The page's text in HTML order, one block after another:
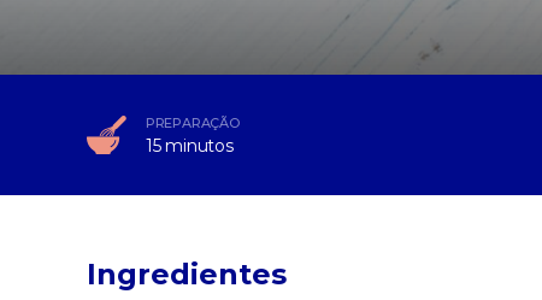
PREPARAÇÃO
15 minutos
Ingredientes